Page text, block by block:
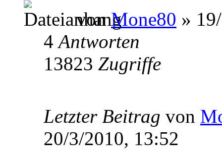
vonMone80 »
4Antworten
13823 Zugriffe
Letzter Beitrag von
20/3/2010, 13:52